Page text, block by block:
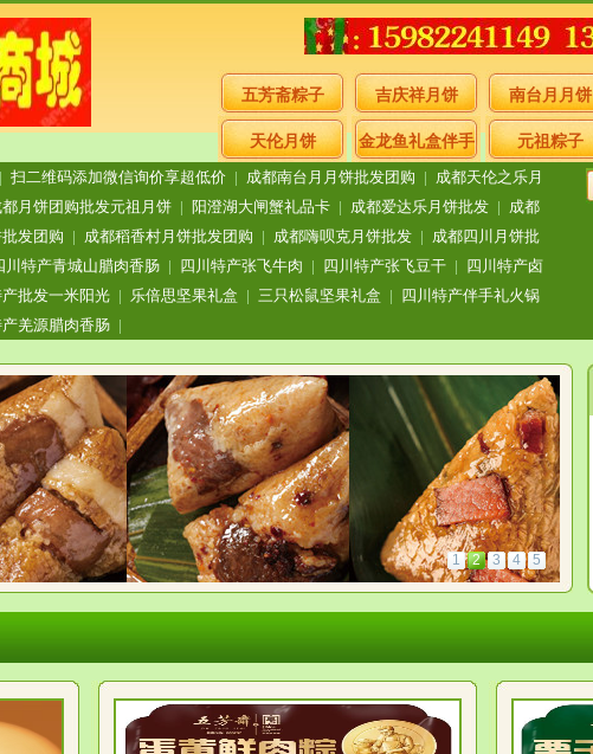
五芳斋粽子 吉庆祥月饼 南台月月饼
天伦月饼 金龙鱼礼盒伴手
礼
元祖粽子
| 扫二维码添加微信询价享超低价 | 成都南台月月饼批发团购 | 成都天伦之乐月
都月饼团购批发元祖月饼 | 阳澄湖大闸蟹礼品卡 | 成都爱达乐月饼批发 | 成都
发团购 | 成都稻香村月饼批发团购 | 成都嗨呗克月饼批发 | 成都四川月饼批
川特产青城山腊肉香肠 | 四川特产张飞牛肉 | 四川特产张飞豆干 | 四川特产卤
批发一米阳光 | 乐倍思坚果礼盒 | 三只松鼠坚果礼盒 | 四川特产伴手礼火锅
羌源腊肉香肠 |
1 2 3 4 5